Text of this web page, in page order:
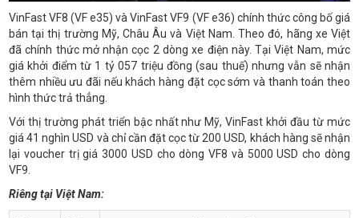
VinFast VF8 (VF e35) và VinFast VF9 (VF e36) chính thức công bố giá
bán tại thị trường Mỹ, Châu Âu và Việt Nam. Theo đó, hãng xe Việt
đã chính thức mở nhận cọc 2 dòng xe điện này. Tại Việt Nam, mức
giá khởi điểm từ 1 tỷ 057 triệu đồng (sau thuế) nhưng vẫn sẽ nhận
thêm nhiều ưu đãi nếu khách hàng đặt cọc sớm và thanh toán theo
hình thức trả thẳng.
Với thị trường phát triển bậc nhất như Mỹ, VinFast khởi đầu từ mức
giá 41 nghìn USD và chỉ cần đặt cọc từ 200 USD, khách hàng sẽ nhận
lại voucher trị giá 3000 USD cho dòng VF8 và 5000 USD cho dòng
VF9.
Riêng tại Việt Nam: